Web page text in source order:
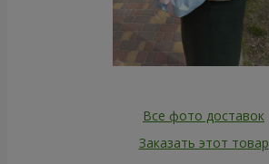
Все фото доставок
Заказать этот товар